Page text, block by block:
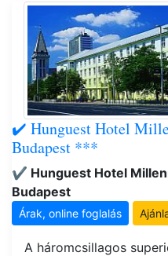
✔️ Hunguest Hotel
Budapest ***
✔️ Hunguest Hotel
Budapest
Árak, online foglalás
A háromcsillagos